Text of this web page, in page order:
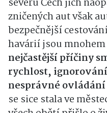
severu Čech jich
zničených aut však
bezpečnější
havárií jsou mnohem
nejčastější příčiny
rychlost,
nesprávné
se sice stala ve